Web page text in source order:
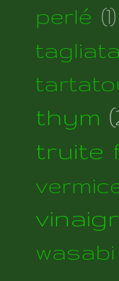
perlé (1)
tagliata
thym
truite
wasabi